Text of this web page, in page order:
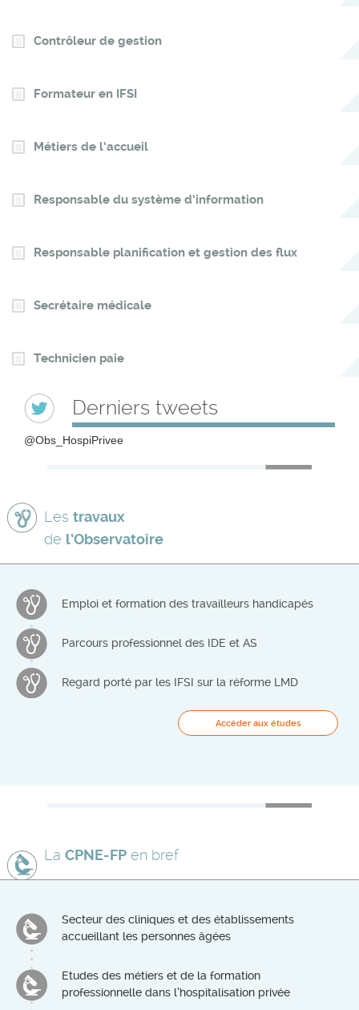
Contrôleur de gestion
Formateur en IFSI
Métiers de l’accueil
Responsable du système d’information
Responsable planification et gestion des flux
Secrétaire médicale
Technicien paie
Derniers tweets
@Obs_HospiPrivee
Les travaux
de l’Observatoire
Emploi et formation des travailleurs handicapés
Parcours professionnel des IDE et AS
Regard porté par les IFSI sur la réforme LMD
Accéder aux études
La CPNE-FP en bref
Secteur des cliniques et des établissements
accueillant les personnes âgées
Etudes des métiers et de la formation
professionnelle dans l’hospitalisation privée